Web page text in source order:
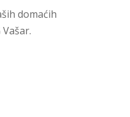
domaćih